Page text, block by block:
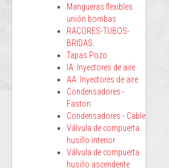
Mangueras flexibles
unión bombas
RACORES-TUBOS-
BRIDAS
Tapas Pozo
IA: Inyectores de aire
AA: Inyectores de aire
Condensadores -
Faston
Condensadores - Cable
Válvula de compuerta
husillo interior
Válvula de compuerta
husillo ascendente